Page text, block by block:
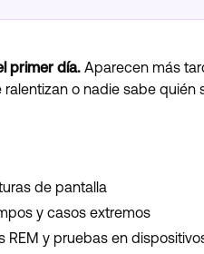
primer día. Aparecen más
o nadie sabe
de pantalla
y casos extremos
y pruebas en